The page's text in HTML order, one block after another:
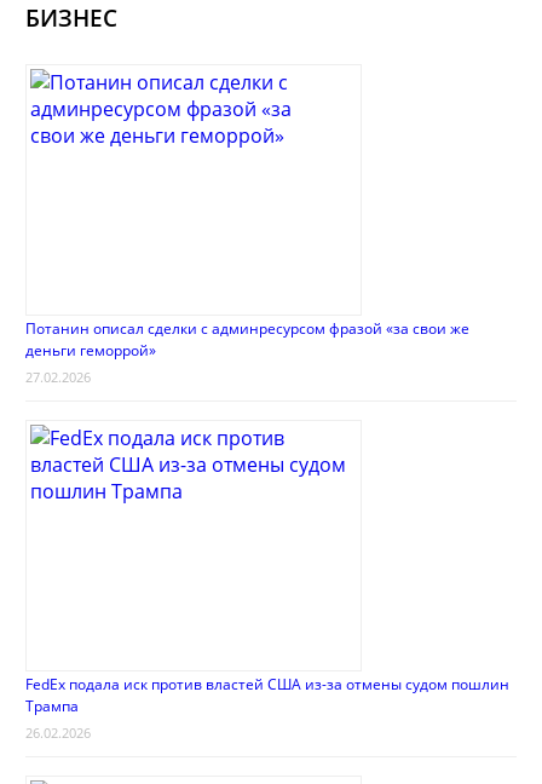
БИЗНЕС
Потанин описал сделки с админресурсом фразой «за свои же
деньги геморрой»
27.02.2026
FedEx подала иск против властей США из-за отмены судом пошлин
Трампа
26.02.2026